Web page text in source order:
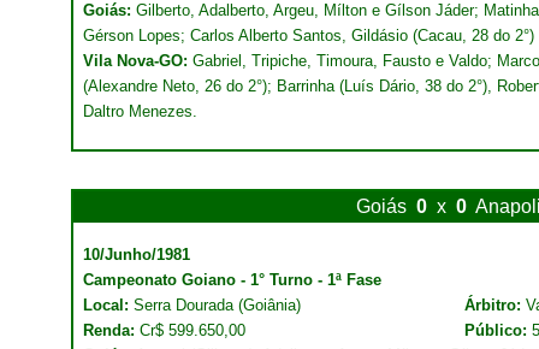
Goiás: Gilberto, Adalberto, Argeu, Mílton e Gílson Jáder;
Gérson Lopes; Carlos Alberto Santos, Gildásio (Cacau, 28 do
Vila Nova-GO: Gabriel, Tripiche, Timoura, Fausto e Valdo;
(Alexandre Neto, 26 do 2°); Barrinha (Luís Dário, 38 do 2°),
Daltro Menezes.
Goiás 0 x 0
10/Junho/1981
Campeonato Goiano - 1° Turno - 1ª Fase
Local: Serra Dourada (Goiânia) Árbitro:
Renda: Cr$ 599.650,00 Público: